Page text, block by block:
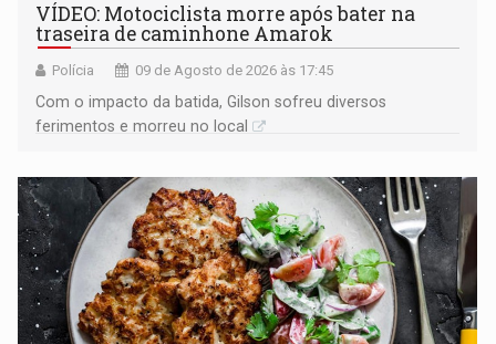
VÍDEO: Motociclista morre após bater na
traseira de caminhone Amarok
Polícia 09 de Agosto de 2026 às 17:45
​Com o impacto da batida, Gilson sofreu diversos
ferimentos e morreu no local